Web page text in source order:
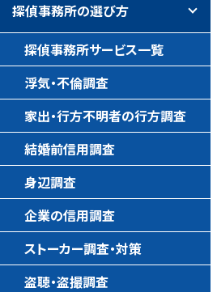
探偵事務所の選び方
探偵事務所サービス一覧
浮気・不倫調査
家出・行方不明者の行方調査
結婚前信用調査
身辺調査
企業の信用調査
ストーカー調査・対策
盗聴・盗撮調査